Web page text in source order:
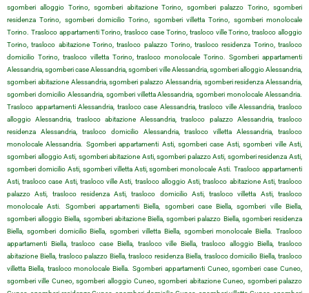
sgomberi alloggio Torino, sgomberi abitazione Torino, sgomberi palazzo Torino, sgomberi
residenza Torino, sgomberi domicilio Torino, sgomberi villetta Torino, sgomberi monolocale
Torino. Trasloco appartamenti Torino, trasloco case Torino, trasloco ville Torino, trasloco alloggio
Torino, trasloco abitazione Torino, trasloco palazzo Torino, trasloco residenza Torino, trasloco
domicilio Torino, trasloco villetta Torino, trasloco monolocale Torino. Sgomberi appartamenti
Alessandria, sgomberi case Alessandria, sgomberi ville Alessandria, sgomberi alloggio Alessandria,
sgomberi abitazione Alessandria, sgomberi palazzo Alessandria, sgomberi residenza Alessandria,
sgomberi domicilio Alessandria, sgomberi villetta Alessandria, sgomberi monolocale Alessandria.
Trasloco appartamenti Alessandria, trasloco case Alessandria, trasloco ville Alessandria, trasloco
alloggio Alessandria, trasloco abitazione Alessandria, trasloco palazzo Alessandria, trasloco
residenza Alessandria, trasloco domicilio Alessandria, trasloco villetta Alessandria, trasloco
monolocale Alessandria. Sgomberi appartamenti Asti, sgomberi case Asti, sgomberi ville Asti,
sgomberi alloggio Asti, sgomberi abitazione Asti, sgomberi palazzo Asti, sgomberi residenza Asti,
sgomberi domicilio Asti, sgomberi villetta Asti, sgomberi monolocale Asti. Trasloco appartamenti
Asti, trasloco case Asti, trasloco ville Asti, trasloco alloggio Asti, trasloco abitazione Asti, trasloco
palazzo Asti, trasloco residenza Asti, trasloco domicilio Asti, trasloco villetta Asti, trasloco
monolocale Asti. Sgomberi appartamenti Biella, sgomberi case Biella, sgomberi ville Biella,
sgomberi alloggio Biella, sgomberi abitazione Biella, sgomberi palazzo Biella, sgomberi residenza
Biella, sgomberi domicilio Biella, sgomberi villetta Biella, sgomberi monolocale Biella. Trasloco
appartamenti Biella, trasloco case Biella, trasloco ville Biella, trasloco alloggio Biella, trasloco
abitazione Biella, trasloco palazzo Biella, trasloco residenza Biella, trasloco domicilio Biella, trasloco
villetta Biella, trasloco monolocale Biella. Sgomberi appartamenti Cuneo, sgomberi case Cuneo,
sgomberi ville Cuneo, sgomberi alloggio Cuneo, sgomberi abitazione Cuneo, sgomberi palazzo